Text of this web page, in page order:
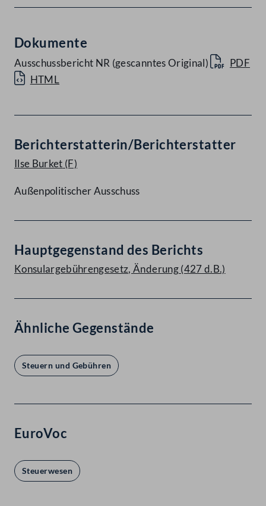
Dokumente
Ausschussbericht NR (gescanntes Original)
PDF
HTML
Berichterstatterin/Berichterstatter
Ilse Burket (F)
Außenpolitischer Ausschuss
Hauptgegenstand des Berichts
Konsulargebührengesetz, Änderung (427 d.B.)
Ähnliche Gegenstände
Steuern und Gebühren
EuroVoc
Steuerwesen